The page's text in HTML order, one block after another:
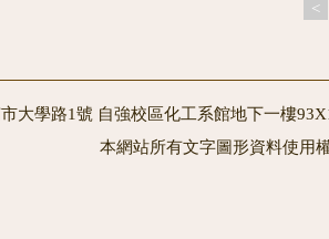
<
市大學路1號 自強校區化工系館地下一樓
本網站所有文字圖形資料使用